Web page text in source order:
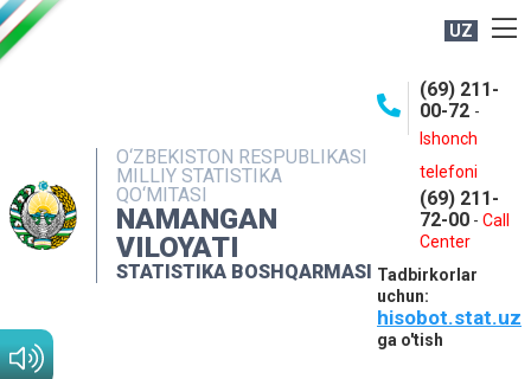
UZ
O‘ZBEKISTON RESPUBLIKASI
MILLIY STATISTIKA
QO‘MITASI
NAMANGAN
VILOYATI
STATISTIKA BOSHQARMASI
(69) 211-
00-72 -
Ishonch
telefoni
(69) 211-
72-00 - Call
Center
Tadbirkorlar
uchun:
hisobot.stat.uz
ga o'tish
NASHRLAR
INTERAKTIV XIZMATLAR
MATBUOT XIZMATI
MUROJAATLAR